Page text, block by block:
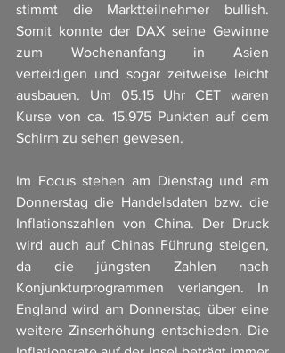
stimmt die Marktteilnehmer bullish.
Somit konnte der DAX seine Gewinne
zum Wochenanfang in Asien
verteidigen und sogar zeitweise leicht
ausbauen. Um 05.15 Uhr CET waren
Kurse von ca. 15.975 Punkten auf dem
Schirm zu sehen gewesen.
Im Focus stehen am Dienstag und am
Donnerstag die Handelsdaten bzw. die
Inflationszahlen von China. Der Druck
wird auch auf Chinas Führung steigen,
da die jüngsten Zahlen nach
Konjunkturprogrammen verlangen. In
England wird am Donnerstag über eine
weitere Zinserhöhung entschieden. Die